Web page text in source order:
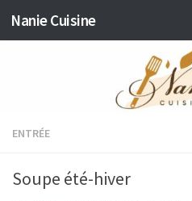
Skip to content
Nanie Cuisine
ENTRÉE
Soupe été-hiver